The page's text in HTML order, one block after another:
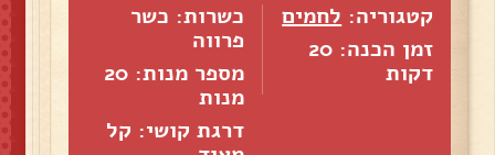
קטגוריה: לחמים
זמן הכנה: 20
דקות
כשרות: כשר
פרווה
מספר מנות: 20
מנות
דרגת קושי: קל